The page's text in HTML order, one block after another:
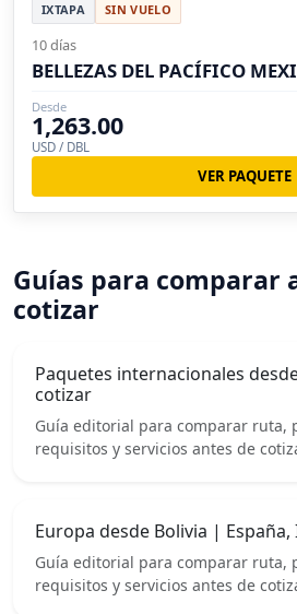
IXTAPA SIN VUELO
10 días
BELLEZAS DEL PACÍFICO
Desde
1,263.00
USD / DBL
VER PAQUETE
Guías para comparar
cotizar
Paquetes internacionales
cotizar
Guía editorial para comparar ruta,
requisitos y servicios antes de
Europa desde Bolivia | España,
Guía editorial para comparar ruta,
requisitos y servicios antes de